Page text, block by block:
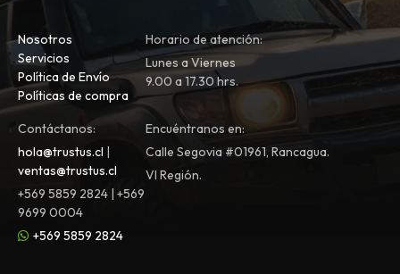
Nosotros
Servicios
Política de Envío
Políticas de compra
Horario de atención:
Lunes a Viernes
9.00 a 17.30 hrs.
Contáctanos:
hola@trustus.cl |
ventas@trustus.cl
+569 5859 2824 | +569
9699 0004
+569 5859 2824
Encuéntranos en:
Calle Segovia #01961, Rancagua.
VI Región.